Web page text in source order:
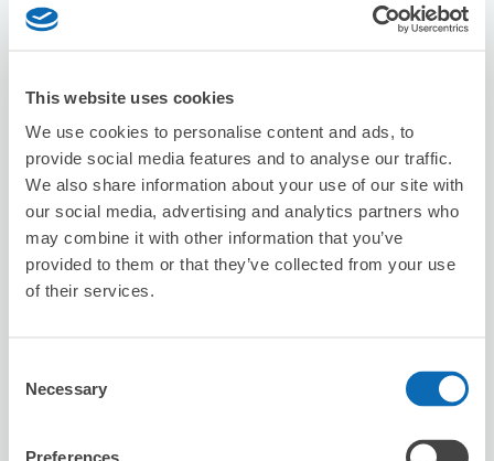
This website uses cookies
We use cookies to personalise content and ads, to
provide social media features and to analyse our traffic.
We also share information about your use of our site with
our social media, advertising and analytics partners who
may combine it with other information that you’ve
provided to them or that they’ve collected from your use
of their services.
Selection
Necessary
Preferences
Jutchogawa
从Kasai站步行4分钟。
本日營業時間: 00:00〜00:00
可保管的行李數